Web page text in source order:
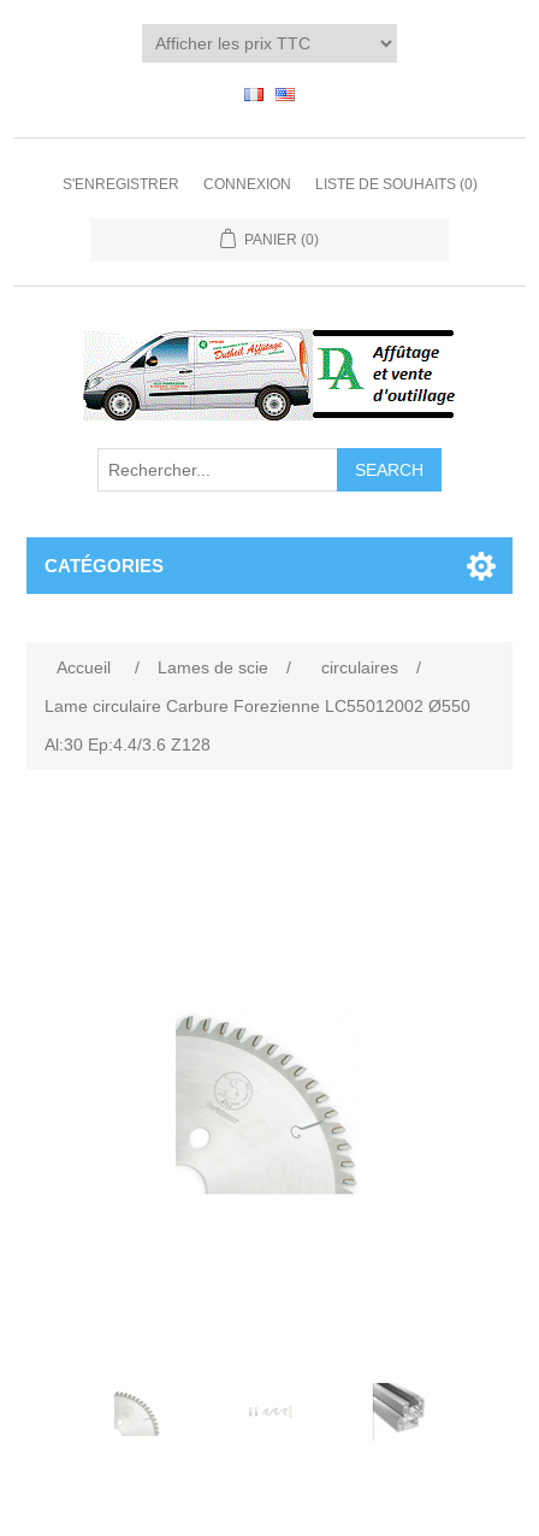
S'ENREGISTRER CONNEXION LISTE DE SOUHAITS (0)
PANIER (0)
CATÉGORIES
Accueil / Lames de scie / circulaires
/
Lame circulaire Carbure Forezienne LC55012002 Ø550
Al:30 Ep:4.4/3.6 Z128